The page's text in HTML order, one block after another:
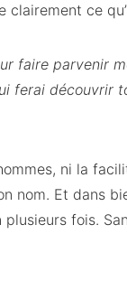
clairement ce
faire parvenir
ferai découvrir
ni la
nom. Et dans
fois.